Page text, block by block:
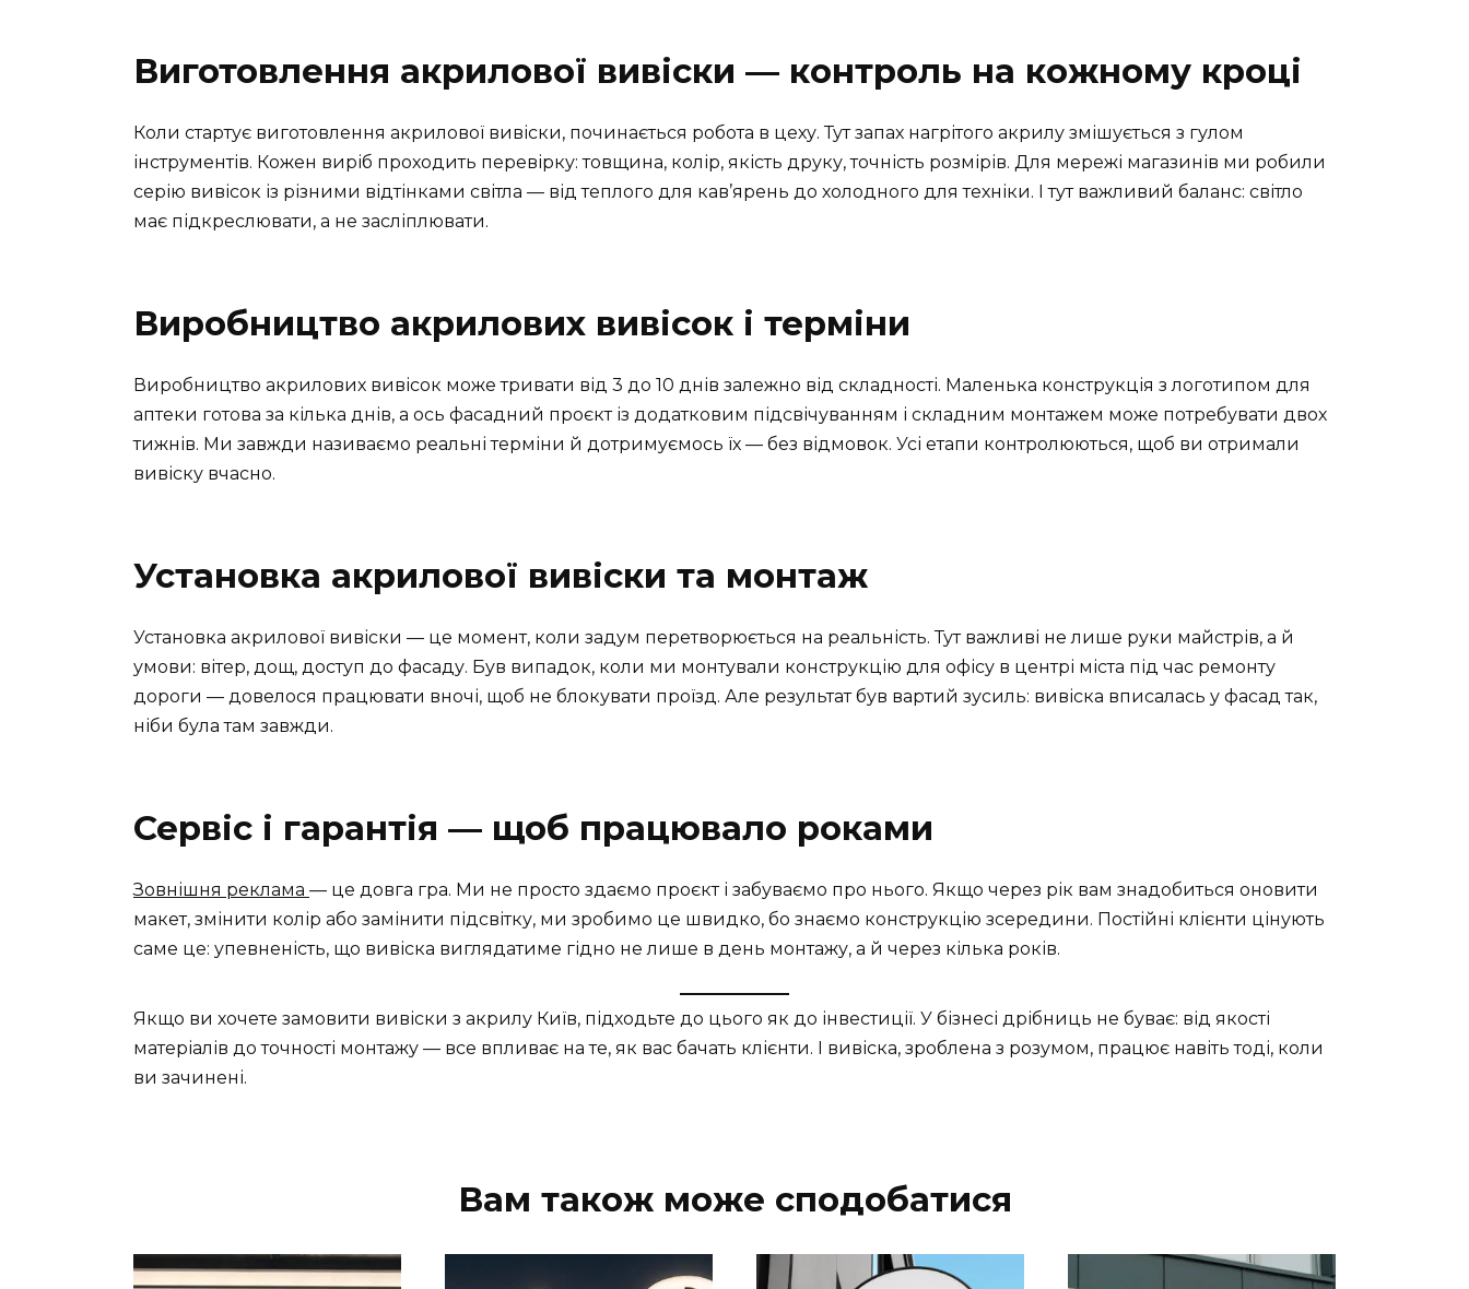
Виготовлення акрилової вивіски — контроль на кожному кроці
Коли стартує виготовлення акрилової вивіски, починається робота в цеху. Тут запах нагрітого акрилу змішується з гулом
інструментів. Кожен виріб проходить перевірку: товщина, колір, якість друку, точність розмірів. Для мережі магазинів ми робили
серію вивісок із різними відтінками світла — від теплого для кав’ярень до холодного для техніки. І тут важливий баланс: світло
має підкреслювати, а не засліплювати.
Виробництво акрилових вивісок і терміни
Виробництво акрилових вивісок може тривати від 3 до 10 днів залежно від складності. Маленька конструкція з логотипом для
аптеки готова за кілька днів, а ось фасадний проєкт із додатковим підсвічуванням і складним монтажем може потребувати двох
тижнів. Ми завжди називаємо реальні терміни й дотримуємось їх — без відмовок. Усі етапи контролюються, щоб ви отримали
вивіску вчасно.
Установка акрилової вивіски та монтаж
Установка акрилової вивіски — це момент, коли задум перетворюється на реальність. Тут важливі не лише руки майстрів, а й
умови: вітер, дощ, доступ до фасаду. Був випадок, коли ми монтували конструкцію для офісу в центрі міста під час ремонту
дороги — довелося працювати вночі, щоб не блокувати проїзд. Але результат був вартий зусиль: вивіска вписалась у фасад так,
ніби була там завжди.
Сервіс і гарантія — щоб працювало роками
Зовнішня реклама — це довга гра. Ми не просто здаємо проєкт і забуваємо про нього. Якщо через рік вам знадобиться оновити
макет, змінити колір або замінити підсвітку, ми зробимо це швидко, бо знаємо конструкцію зсередини. Постійні клієнти цінують
саме це: упевненість, що вивіска виглядатиме гідно не лише в день монтажу, а й через кілька років.
Якщо ви хочете замовити вивіски з акрилу Київ, підходьте до цього як до інвестиції. У бізнесі дрібниць не буває: від якості
матеріалів до точності монтажу — все впливає на те, як вас бачать клієнти. І вивіска, зроблена з розумом, працює навіть тоді, коли
ви зачинені.
Вам також може сподобатися